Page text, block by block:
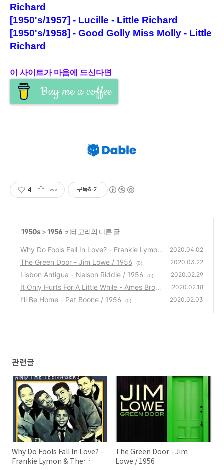
Richard
[1950's/1957] - Lucille - Little Richard
[1950's/1958] - Good Golly Miss Molly - Little
Richard
이 사이트가 마음에 드신다면
Buy me a coffee
4 구독하기
'1950s>1956' 카테고리의 다른 글
Why Do Fools Fall In Love? - Frankie Lymon
& The Teenagers / 1956
(0)
2020.04.02
The Green Door - Jim Lowe / 1956 (0) 2020.03.22
Lisbon Antigua - Nelson Riddle / 1956 (0) 2020.02.29
It Only Hurts For A Little While - Ames Broth
ers / 1956
(0)
2020.02.18
I’ll Be Home - Pat Boone / 1956 (0) 2020.02.03
관련글
Why Do Fools Fall In Love? -
Frankie Lymon & The
The Green Door - Jim
Lowe / 1956